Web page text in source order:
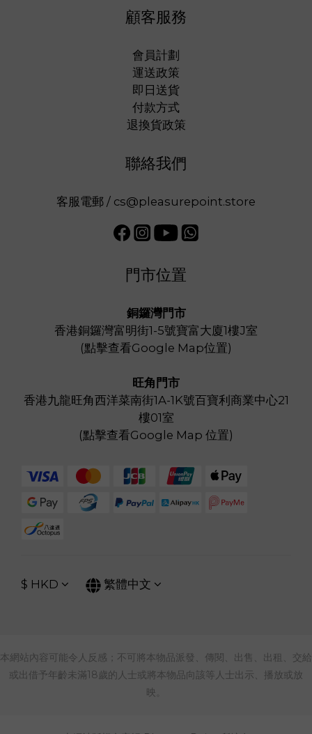
顧客服務
會員計劃
運送政策
即日送貨
付款方式
退換貨政策
聯絡我們
客服電郵 / cs@pleasurepoint.store
門市位置
銅鑼灣門市
香港銅鑼灣富明街1-5號寶富大廈1樓J室
(點擊查看Google Map位置)
旺角門市
香港九龍旺角西洋菜南街1A-1K號百寶利商業中心21
樓01室
(點擊查看Google Map 位置)
$ HKD 繁體中文
本網站內容可能令人反感；不可將本物品派發、傳閱、出售、出租、交給
或出借予年齡未滿18歲的人士或將本物品向該等人士出示、播放或放
映。